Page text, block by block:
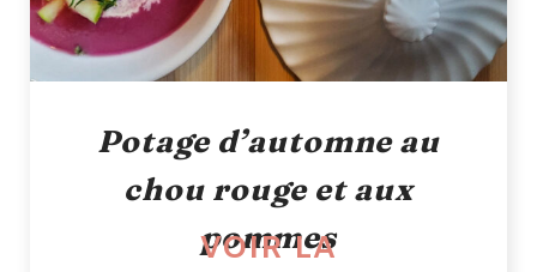
Potage d’automne au
chou rouge et aux
pommes
VOIR LA